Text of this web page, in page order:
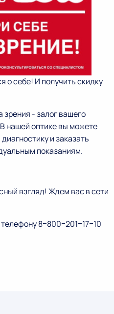
о себе! И получить скидку
зрения - залог вашего
нашей оптике вы можете
и заказать
показаниям.
взгляд! Ждем вас в сети
8‒800‒201‒17‒10